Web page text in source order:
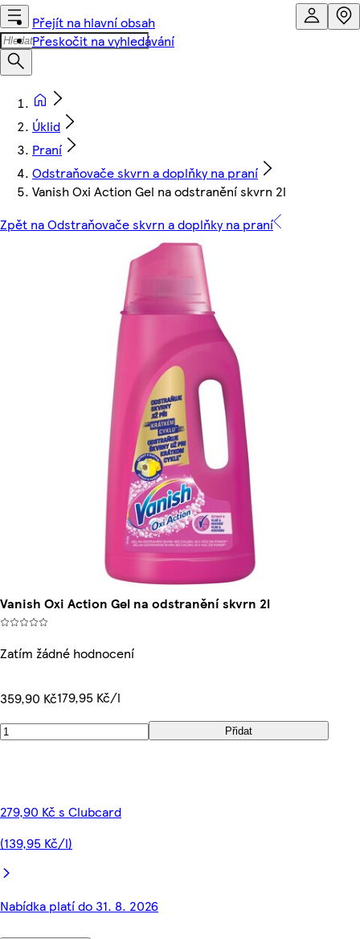
Přejít na hlavní obsah
Přeskočit na vyhledávání
Úklid
Praní
Odstraňovače skvrn a doplňky na praní
Vanish Oxi Action Gel na odstranění skvrn 2l
Zpět na Odstraňovače skvrn a doplňky na praní
Vanish Oxi Action Gel na odstranění skvrn 2l
Zatím žádné hodnocení
359,90 Kč179,95 Kč/l
Přidat
279,90 Kč s Clubcard
(139,95 Kč/l)
Nabídka platí do 31. 8. 2026